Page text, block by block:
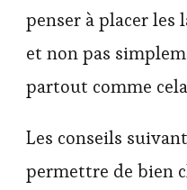
penser à placer les
et non pas
partout comme
Les conseils
permettre de bien